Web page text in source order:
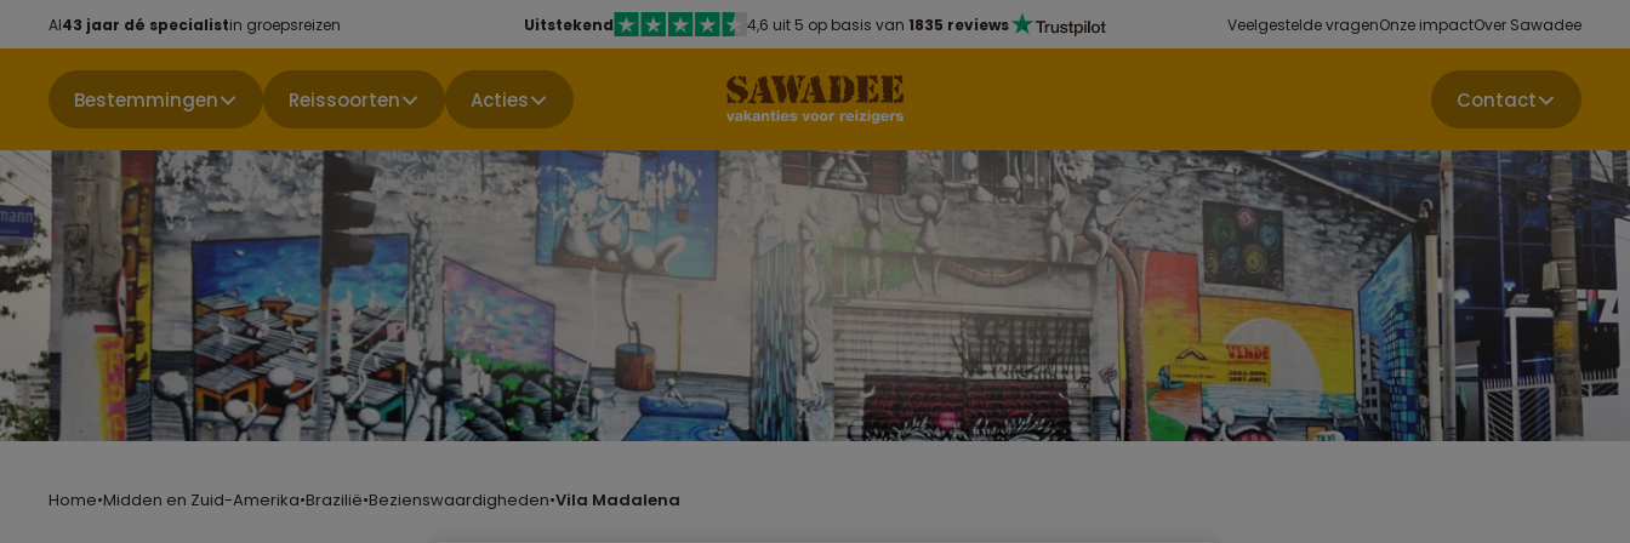
Al43 jaar dé specialistin groepsreizen Uitstekend 4,6 uit 5 op basis van 1835 reviews Veelgestelde vragenOnze impactOver Sawadee
Bestemmingen Reissoorten Acties Contact
Home•Midden en Zuid-Amerika•Brazilië•Bezienswaardigheden•Vila Madalena